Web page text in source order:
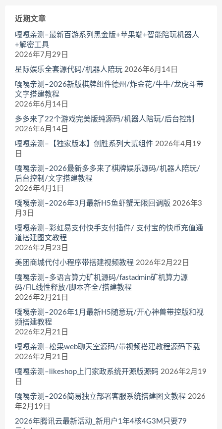
近期文章
嘎嘎亲测–最新百游系列黑金版+苹果端+智能陪玩机器人
+解密工具
2026年7月29日
星际娱乐全套源代码/机器人陪玩 2026年6月14日
嘎嘎亲测–2026新版棋牌组件德州/炸金花/牛牛/龙虎斗带
文字搭建教程
2026年6月14日
多多来了22个游戏完美版纯源码/机器人陪玩/后台控制
2026年6月14日
嘎嘎亲测–【独家版本】创胜系列大贰组件 2026年4月19
日
嘎嘎亲测–2026最新多多来了棋牌娱乐源码/机器人陪玩/
后台控制/文字搭建教程
2026年4月1日
嘎嘎亲测–2026年3月最新H5鱼虾蟹无限回调版 2026年3
月3日
嘎嘎亲测–彩虹易支付快手支付插件/ 支付宝的快币充值通
道搭建图文教程
2026年2月23日
美团商城代付小程序带搭建视频教程 2026年2月22日
嘎嘎亲测–多语言算力矿机源码/fastadmin矿机算力源
码/FIL线性释放/脚本齐全/搭建教程
2026年2月21日
嘎嘎亲测–2026年1月最新H5随意玩/开心神兽带控版和视
频搭建教程
2026年2月21日
嘎嘎亲测–松果web聊天室源码/带视频搭建教程源码下载
2026年2月21日
嘎嘎亲测–likeshop上门家政系统开源版源码 2026年2月19
日
嘎嘎亲测–2026简易独立部署客服系统搭建图文教程 2026
年2月19日
2026年腾讯云最新活动_新用户1年4核4G3M只要79